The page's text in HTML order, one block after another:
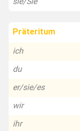
Präteritum
ich
du
er/sie/es
wir
ihr